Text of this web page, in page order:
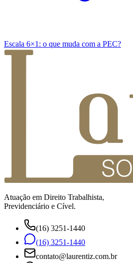
Escala 6×1: o que muda com a PEC?
Atuação em Direito Trabalhista,
Previdenciário e Cível.
(16) 3251-1440
(16) 3251-1440
contato@laurentiz.com.br